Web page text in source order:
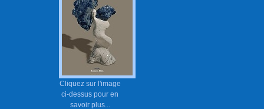
Cliquez sur l'image
ci-dessus pour en
savoir plus...